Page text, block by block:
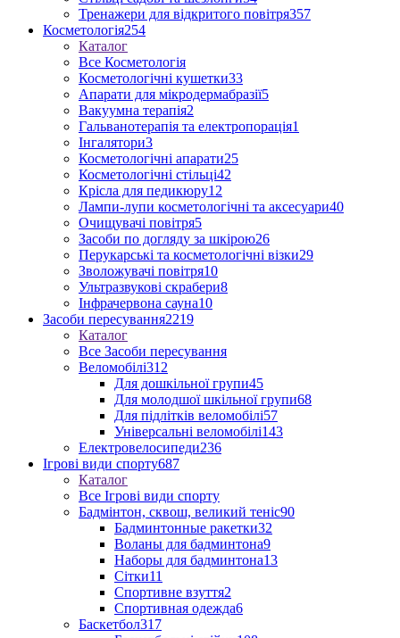
Тренажери для відкритого повітря357
Косметологія254
Каталог
Все Косметологія
Косметологічні кушетки33
Апарати для мікродермабразії5
Вакуумна терапія2
Гальванотерапія та електропорація1
Інгалятори3
Косметологічні апарати25
Косметологічні стільці42
Крісла для педикюру12
Лампи-лупи косметологічні та аксесуари40
Очищувачі повітря5
Засоби по догляду за шкірою26
Перукарські та косметологічні візки29
Зволожувачі повітря10
Ультразвукові скрабери8
Інфрачервона сауна10
Засоби пересування2219
Каталог
Все Засоби пересування
Веломобілі312
Для дошкільної групи45
Для молодшої шкільної групи68
Для підлітків веломобілі57
Універсальні веломобілі143
Електровелосипеди236
Ігрові види спорту687
Каталог
Все Ігрові види спорту
Бадмінтон, сквош, великий теніс90
Бадминтонные ракетки32
Воланы для бадминтона9
Наборы для бадминтона13
Сітки11
Спортивне взуття2
Спортивная одежда6
Баскетбол317